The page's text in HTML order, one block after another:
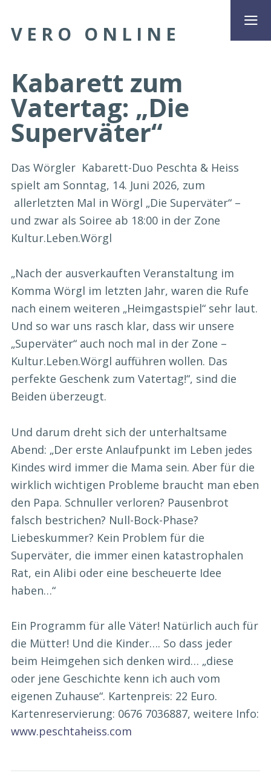
VERO ONLINE
Kabarett zum
Vatertag: „Die
Superväter“
Das Wörgler Kabarett-Duo Peschta & Heiss
spielt am Sonntag, 14. Juni 2026, zum
allerletzten Mal in Wörgl „Die Superväter“ –
und zwar als Soiree ab 18:00 in der Zone
Kultur.Leben.Wörgl
„Nach der ausverkauften Veranstaltung im
Komma Wörgl im letzten Jahr, waren die Rufe
nach einem weiteren „Heimgastspiel“ sehr laut.
Und so war uns rasch klar, dass wir unsere
„Superväter“ auch noch mal in der Zone –
Kultur.Leben.Wörgl aufführen wollen. Das
perfekte Geschenk zum Vatertag!“, sind die
Beiden überzeugt.
Und darum dreht sich der unterhaltsame
Abend: „Der erste Anlaufpunkt im Leben jedes
Kindes wird immer die Mama sein. Aber für die
wirklich wichtigen Probleme braucht man eben
den Papa. Schnuller verloren? Pausenbrot
falsch bestrichen? Null-Bock-Phase?
Liebeskummer? Kein Problem für die
Superväter, die immer einen katastrophalen
Rat, ein Alibi oder eine bescheuerte Idee
haben…“
Ein Programm für alle Väter! Natürlich auch für
die Mütter! Und die Kinder…. So dass jeder
beim Heimgehen sich denken wird… „diese
oder jene Geschichte kenn ich auch vom
eigenen Zuhause“. Kartenpreis: 22 Euro.
Kartenreservierung: 0676 7036887, weitere Info:
www.peschtaheiss.com